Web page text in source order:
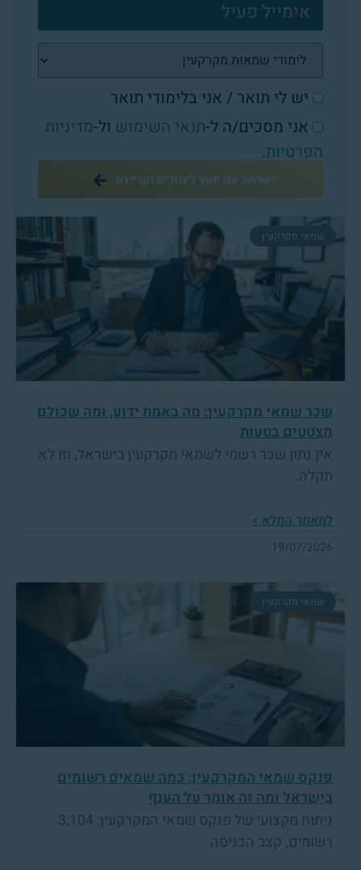
יש לי תואר / אני בלימודי תואר
אני מסכים/ה ל-תנאי השימוש ול-מדיניות
הפרטיות.
לשיחה עם יועץ לימודים וקריירה
שמאי מקרקעין
שכר שמאי מקרקעין: מה באמת ידוע, ומה שכולם
מצטטים בטעות
אין נתון שכר רשמי לשמאי מקרקעין בישראל, וזו לא
תקלה.
למאמר המלא »
19/07/2026
שמאי מקרקעין
פנקס שמאי המקרקעין: כמה שמאים רשומים
בישראל ומה זה אומר על הענף
ניתוח מקצועי של פנקס שמאי המקרקעין: 3,104
רשומים, קצב הכניסה